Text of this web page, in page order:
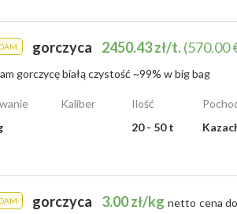
gorczyca 2450.43 zł/t.(570.00
gorczycę białą czystość ~99% w big bag
Kaliber
Ilość
20 - 50 t
gorczyca 3.00 zł/kg netto cena